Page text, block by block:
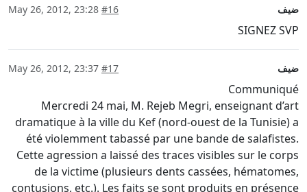
ضيف #16
SIGNEZ SVP
ضيف #17
Communiqué
Mercredi 24 mai, M. Rejeb Megri, enseignant d’art
dramatique à la ville du Kef (nord-ouest de la Tunisie) a
été violemment tabassé par une bande de salafistes.
Cette agression a laissé des traces visibles sur le corps
de la victime (plusieurs dents cassées, hématomes,
contusions, etc.). Les faits se sont produits en présence